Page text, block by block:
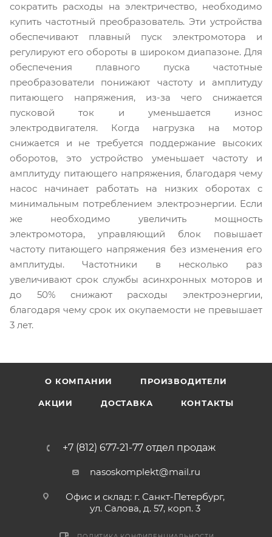
сократить расходы на электричество, необходимо
купить частотный преобразователь. Эти устройства
обеспечивают плавный пуск электромотора и
регулируют его обороты в широком диапазоне. Для
обеспечения плавного пуска частотные
преобразователи понижают частоту и амплитуду
питающего напряжения, из-за чего снижается
пусковой ток и уменьшается износ
электродвигателя. Когда нагрузка на мотор
снижается и не требуется поддержание высоких
оборотов, это устройство уменьшает частоту и
амплитуду питающего напряжения, благодаря чему
насос начинает работать на низких оборотах с
минимальным потреблением электроэнергии. Если
же необходимо увеличить мощность
электромотора, управляющий блок повышает
частоту питающего напряжения без изменения его
амплитуды. Частотники в несколько раз
увеличивают срок службы асинхронных моторов и
до 50% снижают расходы электроэнергии,
благодаря чему срок их окупаемости не превышает
3 лет.
О КОМПАНИИ ПРОИЗВОДИТЕЛИ
АКЦИИ ДОСТАВКА КОНТАКТЫ
+7 (812) 677-21-77 отдел продаж
nasoskomplekt@mail.ru
Офис и склад: г. Санкт-Петербург,
ул. Салова, д. 57, корп. 3